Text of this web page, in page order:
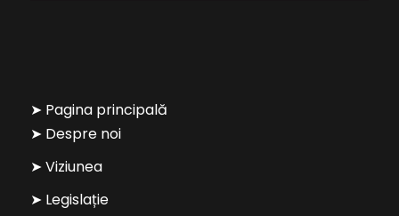
➤ Pagina principală
➤ Despre noi
➤ Viziunea
➤ Legislație